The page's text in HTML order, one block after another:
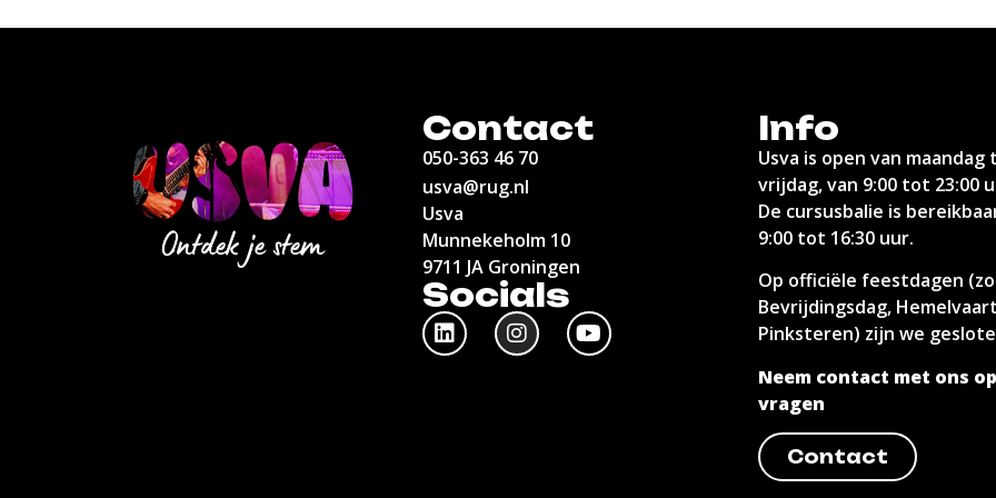
Contact
050-363 46 70
usva@rug.nl
Usva
Munnekeholm 10
9711 JA Groningen
Socials
Info
Usva is open van maandag
vrijdag, van 9:00 tot 23:00
De cursusbalie is
9:00 tot 16:30 uur.
Op officiële feestdagen
Bevrijdingsdag,
Pinksteren) zijn we
Neem contact met ons
vragen
Contact